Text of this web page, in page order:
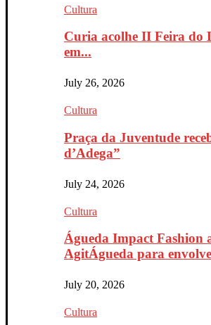
Cultura
Curia acolhe II Feira do
em...
July 26, 2026
Cultura
Praça da Juventude
d’Adega”
July 24, 2026
Cultura
Águeda Impact Fashion
AgitÁgueda para
July 20, 2026
Cultura